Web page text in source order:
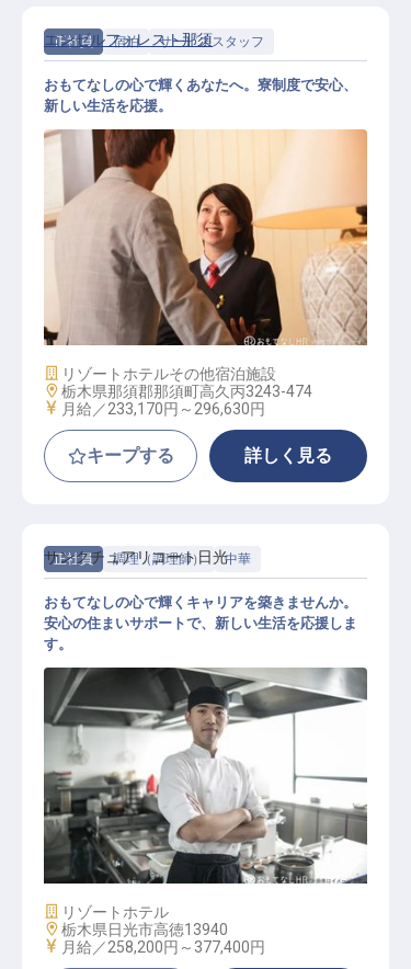
正社員 宿泊 サービススタッフ
ホテルスタッフ
エンゼルフォレスト那須
おもてなしの心で輝くあなたへ。寮制度で安心、
新しい生活を応援。
施設業態
リゾートホテルその他宿泊施設
勤務地
栃木県那須郡那須町高久丙3243-474
給与
月給／233,170円～ 296,630円
キープする 詳しく見る
正社員 調理（調理師） 中華
中国厨房
サンクチュアリコート日光
おもてなしの心で輝くキャリアを築きませんか。
安心の住まいサポートで、新しい生活を応援しま
す。
施設業態
リゾートホテル
勤務地
栃木県日光市高徳13940
給与
月給／258,200円～ 377,400円